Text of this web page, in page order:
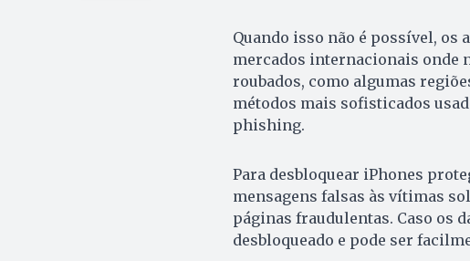
Quando isso não é possível, os
mercados internacionais onde
roubados, como algumas
métodos mais sofisticados
phishing.
Para desbloquear iPhones
mensagens falsas às vítimas
páginas fraudulentas. Caso os
desbloqueado e pode ser